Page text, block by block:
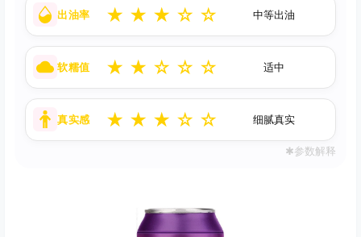
出油率 ★ ★ ★ ☆ ☆ 中等出油
软糯值 ★ ★ ☆ ☆ ☆ 适中
真实感 ★ ★ ★ ☆ ☆ 细腻真实
✱参数解释